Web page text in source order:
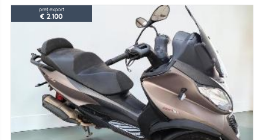
preț export
€ 2.100